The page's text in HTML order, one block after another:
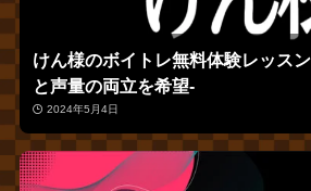
けん様のボイトレ無料体験レッス
と声量の両立を希望‐
2024年5月4日